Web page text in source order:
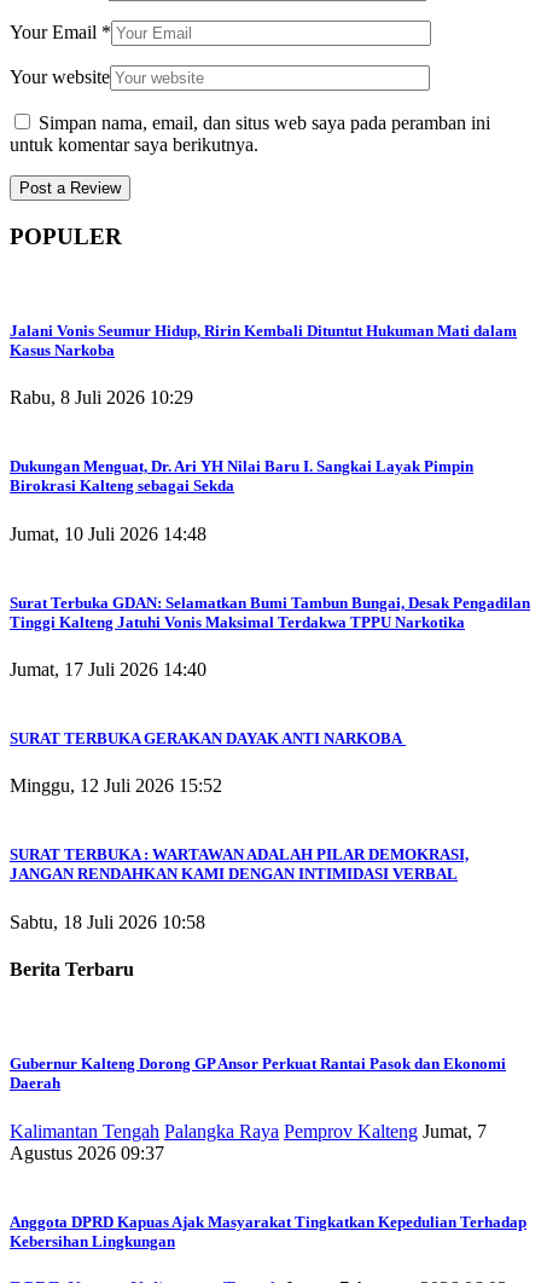
Your Email *
Your website
Simpan nama, email, dan situs web saya pada peramban ini
untuk komentar saya berikutnya.
POPULER
Jalani Vonis Seumur Hidup, Ririn Kembali Dituntut Hukuman Mati dalam
Kasus Narkoba
Rabu, 8 Juli 2026 10:29
Dukungan Menguat, Dr. Ari YH Nilai Baru I. Sangkai Layak Pimpin
Birokrasi Kalteng sebagai Sekda
Jumat, 10 Juli 2026 14:48
Surat Terbuka GDAN: Selamatkan Bumi Tambun Bungai, Desak Pengadilan
Tinggi Kalteng Jatuhi Vonis Maksimal Terdakwa TPPU Narkotika
Jumat, 17 Juli 2026 14:40
SURAT TERBUKA GERAKAN DAYAK ANTI NARKOBA
Minggu, 12 Juli 2026 15:52
SURAT TERBUKA : WARTAWAN ADALAH PILAR DEMOKRASI,
JANGAN RENDAHKAN KAMI DENGAN INTIMIDASI VERBAL
Sabtu, 18 Juli 2026 10:58
Berita Terbaru
Gubernur Kalteng Dorong GP Ansor Perkuat Rantai Pasok dan Ekonomi
Daerah
Kalimantan Tengah Palangka Raya Pemprov Kalteng Jumat, 7
Agustus 2026 09:37
Anggota DPRD Kapuas Ajak Masyarakat Tingkatkan Kepedulian Terhadap
Kebersihan Lingkungan